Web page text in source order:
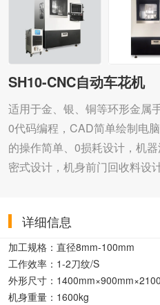
SH10-CNC自动车花机
适用于金、银、铜等环形金属
0代码编程，CAD简单绘制电
的操作简单、0损耗设计，机
密式设计，机身前门回收料设
详细信息
加工规格： 直径8mm-100mm
工作效率： 1-2刀纹/S
外形尺寸：
机身重量： 1600kg